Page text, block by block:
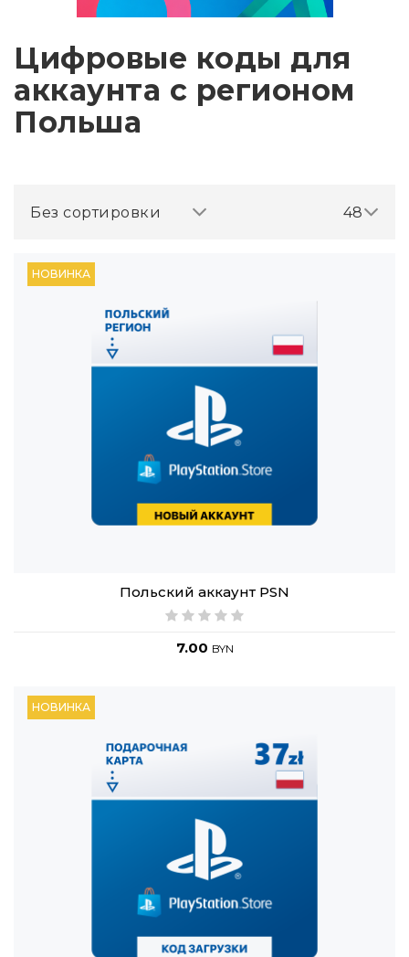
Цифровые коды для
аккаунта с регионом
Польша
48
Без сортировки
НОВИНКА
Польский аккаунт PSN
7.00 BYN
НОВИНКА